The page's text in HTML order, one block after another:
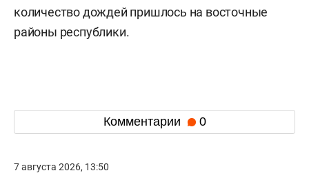
количество дождей пришлось на восточные
районы республики.
Комментарии 0
7 августа 2026, 13:50